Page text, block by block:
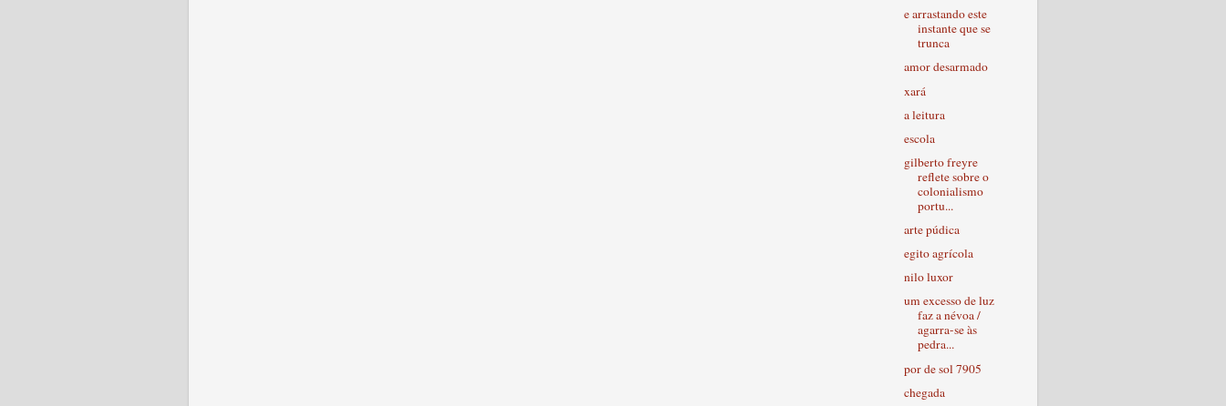
e arrastando este
instante que se
trunca
amor desarmado
xará
a leitura
escola
gilberto freyre
reflete sobre o
colonialismo
portu...
arte púdica
egito agrícola
nilo luxor
um excesso de luz
faz a névoa /
agarra-se às
pedra...
por de sol 7905
chegada